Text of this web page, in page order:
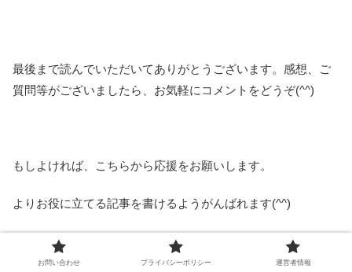
最後まで読んでいただいてありがとうございます。感想、ご
質問等がございましたら、お気軽にコメントをどうぞ(^^)
もしよければ、こちらから応援をお願いします。
よりお役に立てる記事を書けるようがんばれます(^^)
お問い合わせ プライバシーポリシー 運営者情報